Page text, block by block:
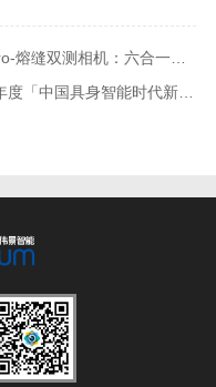
上一篇 | 伟景智能新品发布｜星光眼Pro-熔缝双测相机：六合一多维感知，让智能焊接像“人”一样“边看边焊”
下一篇 | 伟景入选 LeadeRobot2025 年度「中国具身智能时代新星榜 TOP50」